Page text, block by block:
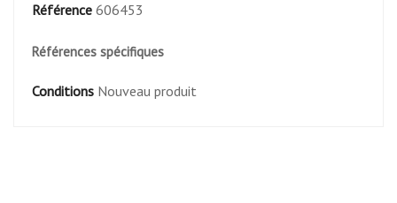
Référence 606453
Références spécifiques
Conditions Nouveau produit